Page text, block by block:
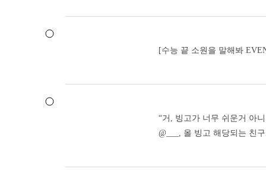
[수능 끝 소원을 말해봐
“거, 빙고가 너무 쉬운거 아
@___, 올 빙고 해당되는 친